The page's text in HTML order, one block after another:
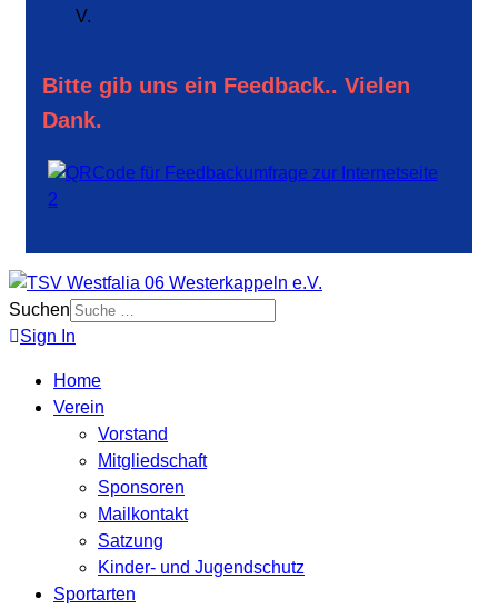
V.
Bitte gib uns ein Feedback.. Vielen
Dank.
Suchen
Sign In
Home
Verein
Vorstand
Mitgliedschaft
Sponsoren
Mailkontakt
Satzung
Kinder- und Jugendschutz
Sportarten